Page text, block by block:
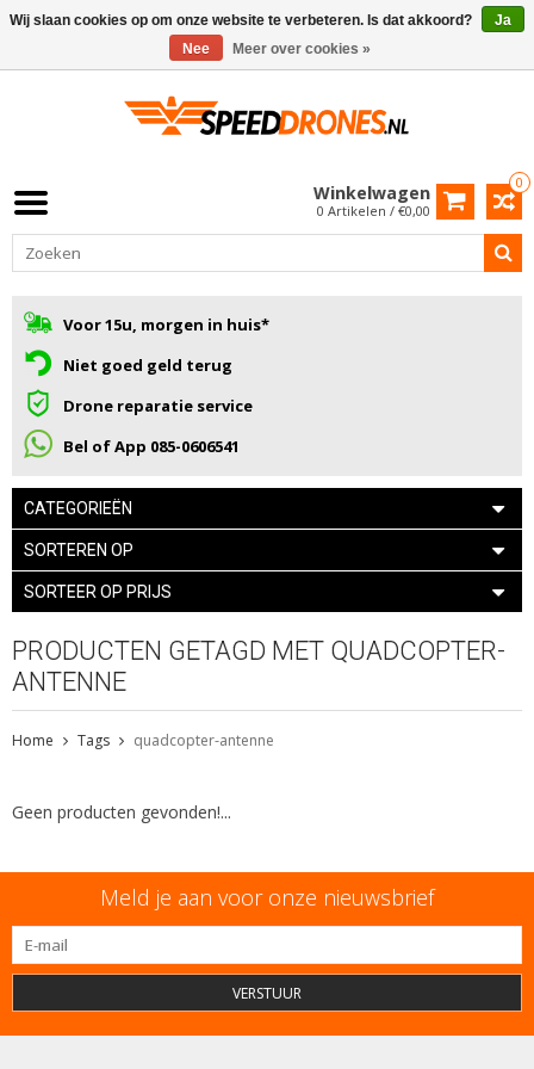
0
Winkelwagen
0 Artikelen / €0,00
Voor 15u, morgen in huis*
Niet goed geld terug
Drone reparatie service
Bel of App 085-0606541
CATEGORIEËN
SORTEREN OP
SORTEER OP PRIJS
PRODUCTEN GETAGD MET QUADCOPTER-
ANTENNE
Home Tags quadcopter-antenne
Geen producten gevonden!...
Meld je aan voor onze nieuwsbrief
VERSTUUR
Wij slaan cookies op om onze website te verbeteren. Is dat akkoord?
Ja
Nee
Meer over cookies »